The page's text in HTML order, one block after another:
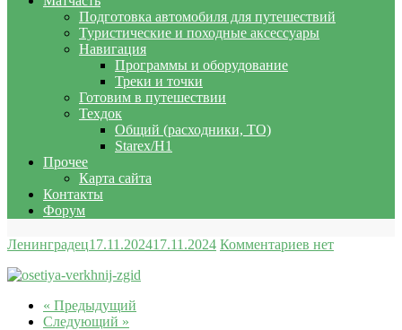
Подготовка автомобиля для путешествий
Туристические и походные аксессуары
Навигация
Программы и оборудование
Треки и точки
Готовим в путешествии
Техдок
Общий (расходники, ТО)
Starex/H1
Прочее
Карта сайта
Контакты
Форум
Ленинградец17.11.202417.11.2024 Комментариев нет
« Предыдущий
Следующий »